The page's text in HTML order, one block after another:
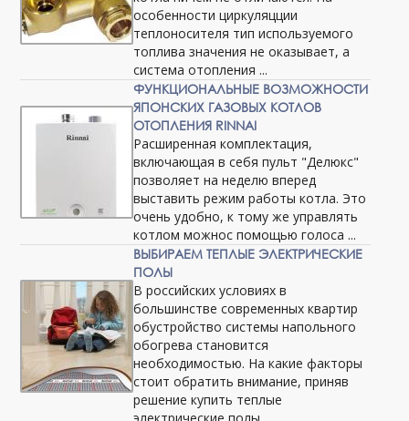
особенности циркуляцции
теплоносителя тип используемого
топлива значения не оказывает, а
система отопления ...
ФУНКЦИОНАЛЬНЫЕ ВОЗМОЖНОСТИ
ЯПОНСКИХ ГАЗОВЫХ КОТЛОВ
ОТОПЛЕНИЯ RINNAI
Расширенная комплектация,
включающая в себя пульт "Делюкс"
позволяет на неделю вперед
выставить режим работы котла. Это
очень удобно, к тому же управлять
котлом можнос помощью голоса ...
ВЫБИРАЕМ ТЕПЛЫЕ ЭЛЕКТРИЧЕСКИЕ
ПОЛЫ
В российских условиях в
большинстве современных квартир
обустройство системы напольного
обогрева становится
необходимостью. На какие факторы
стоит обратить внимание, приняв
решение купить теплые